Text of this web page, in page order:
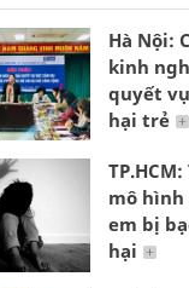
Hà Nội:
kinh
quyết
hại trẻ
mô
em bị
hại